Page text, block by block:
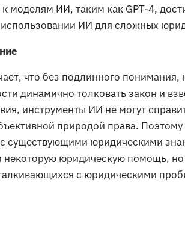
моделям ИИ, таким как GPT-4,
ИИ для сложных
что без подлинного понимания,
динамично толковать закон и
инструменты ИИ не могут
природой права.
существующими юридическими
юридическую помощь, но
с юридическими